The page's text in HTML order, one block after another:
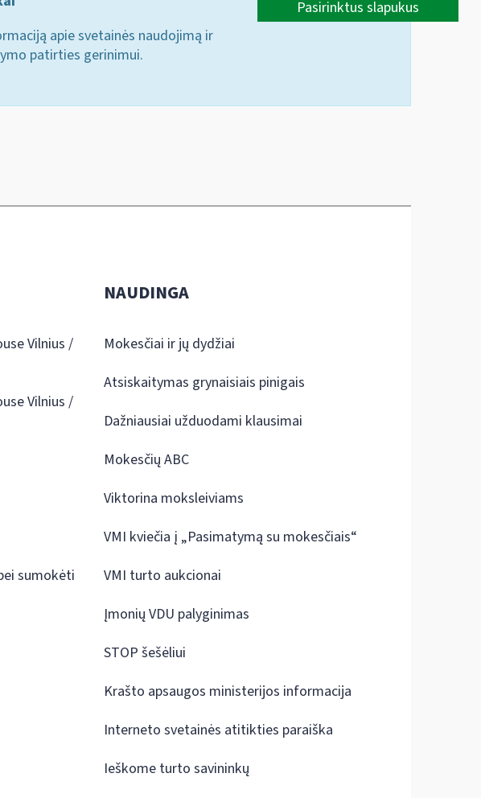
apie svetainės naudojimą ir
patirties gerinimui.
Pasirinktus slapukus
Vilnius /
Vilnius /
sumokėti
NAUDINGA
Mokesčiai ir jų dydžiai
Atsiskaitymas grynaisiais pinigais
Dažniausiai užduodami klausimai
Mokesčių ABC
Viktorina moksleiviams
VMI kviečia į „Pasimatymą su mokesčiais“
VMI turto aukcionai
Įmonių VDU palyginimas
STOP šešėliui
Krašto apsaugos ministerijos informacija
Interneto svetainės atitikties paraiška
Ieškome turto savininkų